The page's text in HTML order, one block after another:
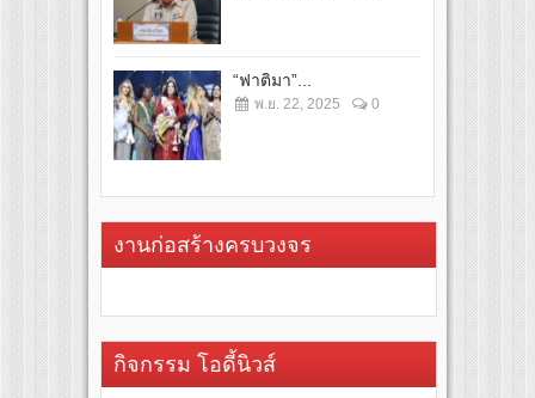
“ฟาติมา”...
พ.ย. 22, 2025 0
งานก่อสร้างครบวงจร
กิจกรรม โอดี้นิวส์